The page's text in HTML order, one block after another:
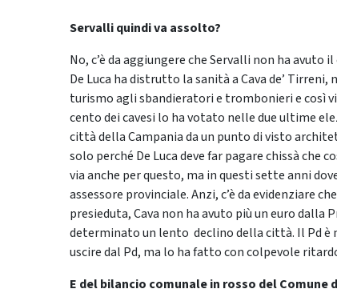
Servalli quindi va assolto?
No, c’è da aggiungere che Servalli non ha
De Luca ha distrutto la sanità a Cava de’
turismo agli sbandieratori e trombonieri e così
cento dei cavesi lo ha votato nelle due ultime
città della Campania da un punto di visto
solo perché De Luca deve far pagare chissà che
via anche per questo, ma in questi sette anni
assessore provinciale. Anzi, c’è da evidenziare
presieduta, Cava non ha avuto più un euro dalla
determinato un lento declino della città. Il Pd è
uscire dal Pd, ma lo ha fatto con colpevole
E del bilancio comunale in rosso del Comune